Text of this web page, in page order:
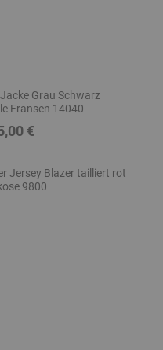
Grau Schwarz
Fransen 14040
€